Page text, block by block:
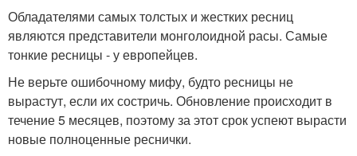
Обладателями самых толстых и жестких ресниц
являются представители монголоидной расы. Самые
тонкие ресницы - у европейцев.
Не верьте ошибочному мифу, будто ресницы не
вырастут, если их состричь. Обновление происходит в
течение 5 месяцев, поэтому за этот срок успеют вырасти
новые полноценные реснички.